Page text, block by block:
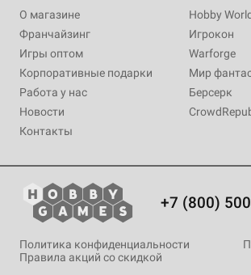
О магазине
Франчайзинг
Игры оптом
Корпоративные подарки
Работа у нас
Новости
Контакты
Hobby
Игрокон
Warforge
Мир
Берсерк
+7 (800)
Политика конфиденциальности
Правила акций со скидкой